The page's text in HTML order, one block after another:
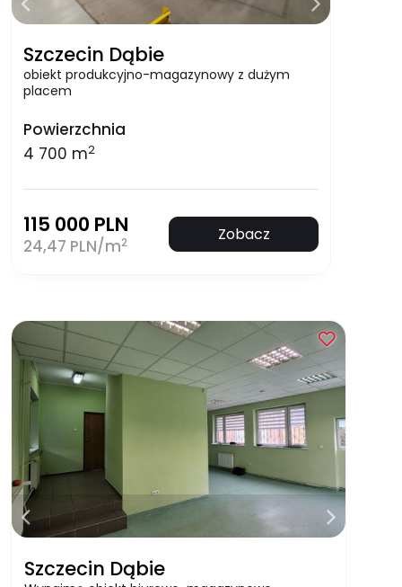
Szczecin Dąbie
obiekt produkcyjno-magazynowy z dużym
placem
Powierzchnia
4 700 m2
115 000 PLN
24,47 PLN/m2 Zobacz
Szczecin Dąbie